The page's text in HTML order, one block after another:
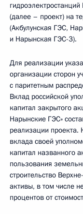
(далее – проект) на
(Акбулунская ГЭС,
и Нарынская ГЭС-3).
Для реализации
организации сторон
с паритетным
Вклад российской
капитал закрытого
Нарынские ГЭС»
реализации проекта.
вклада своей
капитал названного
пользования
строительство
активы, в том числе
процентов от